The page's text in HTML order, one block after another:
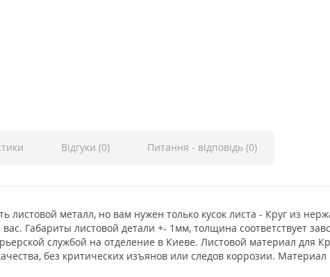
Відгуки (0) Питання - відповідь (0)
листовой металл, но вам нужен только кусок листа - Круг из
Габариты листовой детали +- 1мм, толщина соответствует
службой на отделение в Киеве. Листовой материал
без критических изъянов или следов коррозии.